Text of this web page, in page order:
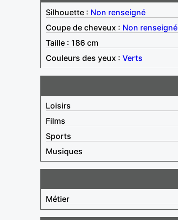
Silhouette : Non renseigné
Coupe de cheveux : Non renseigné
Taille : 186 cm
Couleurs des yeux : Verts
Loisirs
Films
Sports
Musiques
Métier